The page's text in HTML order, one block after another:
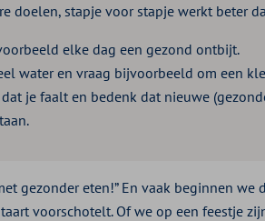
doelen, stapje voor stapje werkt beter
elke dag een gezond ontbijt.
water en vraag bijvoorbeeld om een
je faalt en bedenk dat nieuwe
gezonder eten!” En vaak beginnen we
voorschotelt. Of we op een feestje